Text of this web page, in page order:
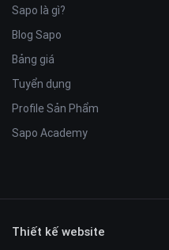
4. Sản phẩm yêu thích
chuyển đổi đơn hàng, những
Sapo là gì?
Blog Sapo
Bảng giá
Tuyển dụng
Profile Sản Phẩm
Sapo Academy
Thiết kế website